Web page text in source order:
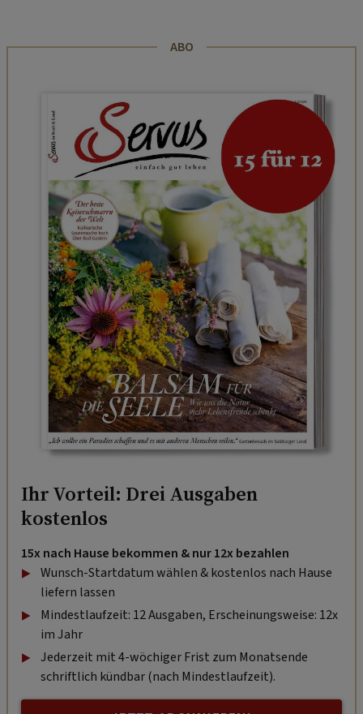
ABO
Ihr Vorteil: Drei Ausgaben
kostenlos
15x nach Hause bekommen & nur 12x bezahlen
Wunsch-Startdatum wählen & kostenlos nach Hause
liefern lassen
Mindestlaufzeit: 12 Ausgaben, Erscheinungsweise: 12x
im Jahr
Jederzeit mit 4-wöchiger Frist zum Monatsende
schriftlich kündbar (nach Mindestlaufzeit).